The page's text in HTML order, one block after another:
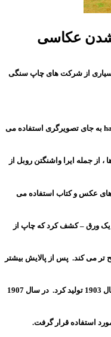
شدن عکاسی
از شرکت های چاپ سنگی
Photoengraving ، فرایندی که از فناوری halftone به جای تصویرگری استفاده می
از جمله ایرا واشنگتن روبل از
های عکس و کتاب استفاده می
یک ورق – کشف کرد که چاپ از
می کند. پس از پالایش بیشتر
چاپخانه پاتر پرس در نیویورک مطبوعاتی را در سال 1903 تولید کرد. در سال 1907
استفاده قرار گرفت.